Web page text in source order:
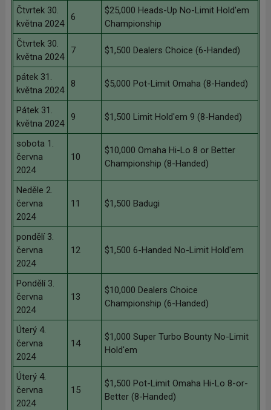
Čtvrtek 30.
května 2024
6
$25,000 Heads-Up No-Limit Hold'em
Championship
Čtvrtek 30.
května 2024
7 $1,500 Dealers Choice (6-Handed)
pátek 31.
května 2024
8 $5,000 Pot-Limit Omaha (8-Handed)
Pátek 31.
května 2024
9 $1,500 Limit Hold'em 9 (8-Handed)
sobota 1.
června
2024
10
$10,000 Omaha Hi-Lo 8 or Better
Championship (8-Handed)
Neděle 2.
června
2024
11 $1,500 Badugi
pondělí 3.
června
2024
12 $1,500 6-Handed No-Limit Hold'em
Pondělí 3.
června
2024
13
$10,000 Dealers Choice
Championship (6-Handed)
Úterý 4.
června
2024
14
$1,000 Super Turbo Bounty No-Limit
Hold'em
Úterý 4.
června
2024
15
$1,500 Pot-Limit Omaha Hi-Lo 8-or-
Better (8-Handed)